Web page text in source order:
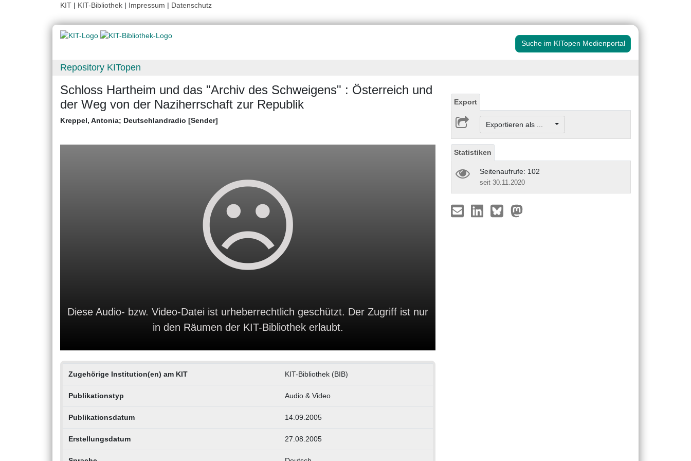
KIT | KIT-Bibliothek | Impressum | Datenschutz
Suche im KITopen Medienportal
Repository KITopen
Schloss Hartheim und das "Archiv des Schweigens" : Österreich und
der Weg von der Naziherrschaft zur Republik
Kreppel, Antonia; Deutschlandradio [Sender]
Diese Audio- bzw. Video-Datei ist urheberrechtlich geschützt. Der Zugriff ist nur
in den Räumen der KIT-Bibliothek erlaubt.
Zugehörige Institution(en) am KIT KIT-Bibliothek (BIB)
Publikationstyp Audio & Video
Publikationsdatum 14.09.2005
Erstellungsdatum 27.08.2005
Export
Exportieren als ...
Statistiken
Seitenaufrufe: 102
seit 30.11.2020